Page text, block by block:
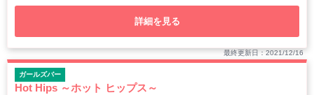
詳細を見る
最終更新日：2021/12/16
ガールズバー
Hot Hips ～ホット ヒップス～